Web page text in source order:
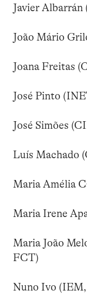
Javier
João Mário
Joana Freitas
José Pinto
José Simões
Luís Machado
Maria Amélia
Maria Irene
Maria João
FCT)
Nuno Ivo